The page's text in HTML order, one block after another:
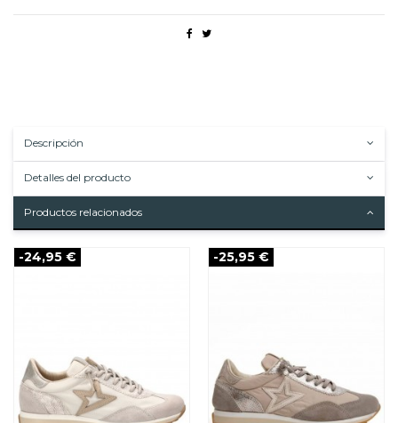
Descripción
Detalles del producto
Productos relacionados
-24,95 € -25,95 €